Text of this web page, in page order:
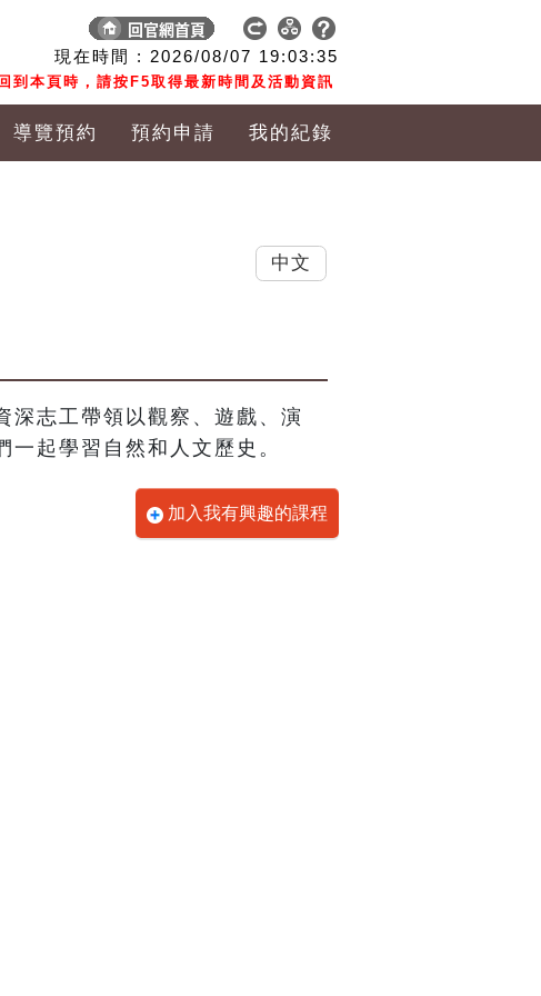
現在時間 : 2026/08/07 19:03:35
到本頁時，請按F5取得最新時間及活動資訊
導覽預約 預約申請 我的紀錄
深志工帶領以觀察、遊戲、演
起學習自然和人文歷史。
加入我有興趣的課程